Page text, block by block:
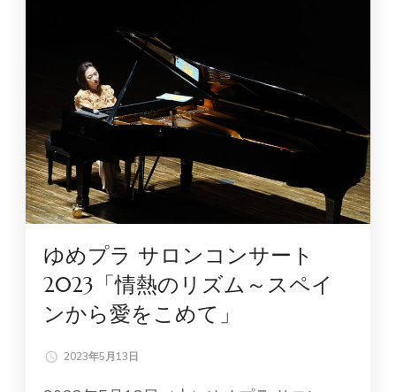
ゆめプラ サロンコンサート
2023「情熱のリズム～スペイ
ンから愛をこめて」
2023年5月13日